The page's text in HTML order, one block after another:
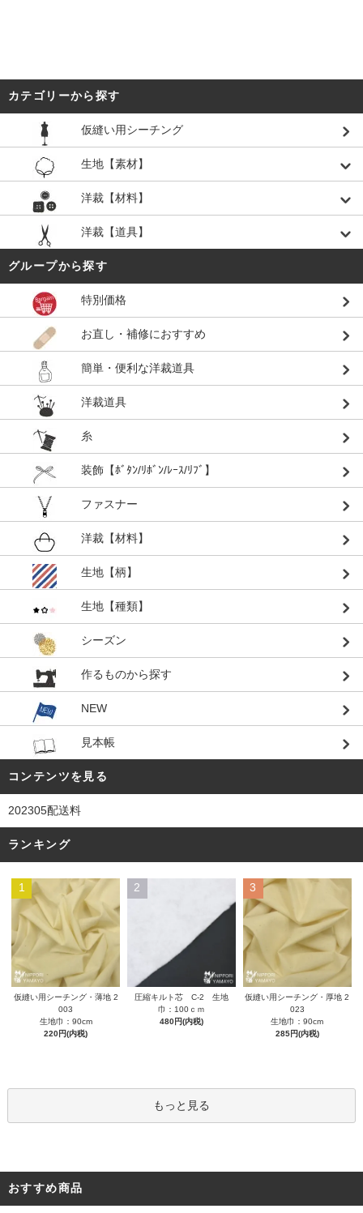
カテゴリーから探す
仮縫い用シーチング
生地【素材】
洋裁【材料】
洋裁【道具】
グループから探す
特別価格
お直し・補修におすすめ
簡単・便利な洋裁道具
洋裁道具
糸
装飾【ﾎﾞﾀﾝ/ﾘﾎﾞﾝ/ﾚｰｽ/ﾘﾌﾞ】
ファスナー
洋裁【材料】
生地【柄】
生地【種類】
シーズン
作るものから探す
NEW
見本帳
コンテンツを見る
202305配送料
ランキング
1
仮縫い用シーチング・薄地 2
003
生地巾：90cm
220円(内税)
2
圧縮キルト芯 C-2 生地
巾：100ｃｍ
480円(内税)
3
仮縫い用シーチング・厚地 2
023
生地巾：90cm
285円(内税)
もっと見る
おすすめ商品